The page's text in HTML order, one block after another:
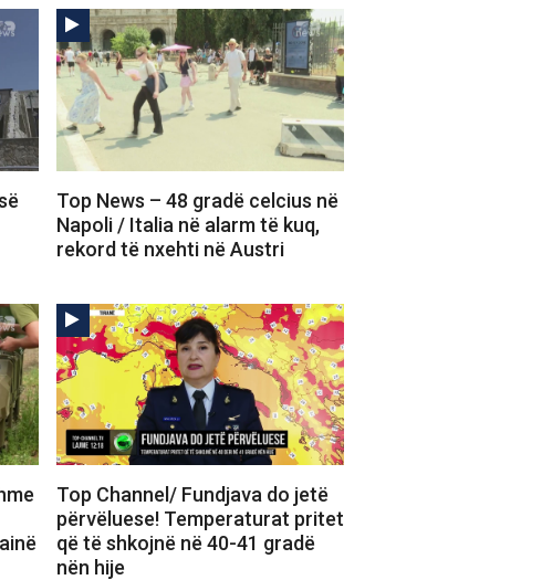
Top News – 48 gradë celcius në
Napoli / Italia në alarm të kuq,
rekord të nxehti në Austri
Top Channel/ Fundjava do jetë
përvëluese! Temperaturat pritet
që të shkojnë në 40-41 gradë
nën hije